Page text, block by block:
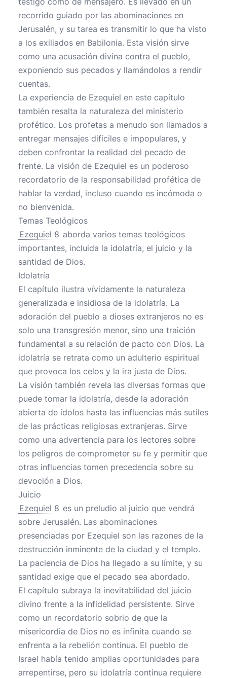
recorrido guiado por las abominaciones en
Jerusalén, y su tarea es transmitir lo que ha visto
a los exiliados en Babilonia. Esta visión sirve
como una acusación divina contra el pueblo,
exponiendo sus pecados y llamándolos a rendir
cuentas.
La experiencia de Ezequiel en este capítulo
también resalta la naturaleza del ministerio
profético. Los profetas a menudo son llamados a
entregar mensajes difíciles e impopulares, y
deben confrontar la realidad del pecado de
frente. La visión de Ezequiel es un poderoso
recordatorio de la responsabilidad profética de
hablar la verdad, incluso cuando es incómoda o
no bienvenida.
Temas Teológicos
Ezequiel 8 aborda varios temas teológicos
importantes, incluida la idolatría, el juicio y la
santidad de Dios.
Idolatría
El capítulo ilustra vívidamente la naturaleza
generalizada e insidiosa de la idolatría. La
adoración del pueblo a dioses extranjeros no es
solo una transgresión menor, sino una traición
fundamental a su relación de pacto con Dios. La
idolatría se retrata como un adulterio espiritual
que provoca los celos y la ira justa de Dios.
La visión también revela las diversas formas que
puede tomar la idolatría, desde la adoración
abierta de ídolos hasta las influencias más sutiles
de las prácticas religiosas extranjeras. Sirve
como una advertencia para los lectores sobre
los peligros de comprometer su fe y permitir que
otras influencias tomen precedencia sobre su
devoción a Dios.
Juicio
Ezequiel 8 es un preludio al juicio que vendrá
sobre Jerusalén. Las abominaciones
presenciadas por Ezequiel son las razones de la
destrucción inminente de la ciudad y el templo.
La paciencia de Dios ha llegado a su límite, y su
santidad exige que el pecado sea abordado.
El capítulo subraya la inevitabilidad del juicio
divino frente a la infidelidad persistente. Sirve
como un recordatorio sobrio de que la
misericordia de Dios no es infinita cuando se
enfrenta a la rebelión continua. El pueblo de
Israel había tenido amplias oportunidades para
arrepentirse, pero su idolatría continua requiere